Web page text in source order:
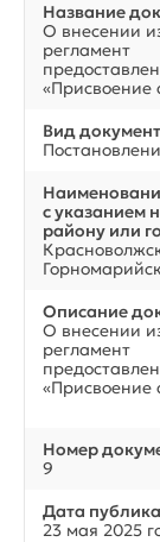
Название
О внесении
регламент
«Присвоение
Вид
с указанием
району или
Описание
О внесении
регламент
«Присвоение
Номер
9
Дата
23 мая 2025